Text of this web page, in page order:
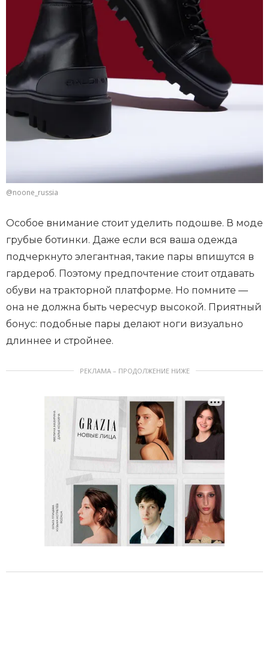
@noone_russia
Особое внимание стоит уделить подошве. В моде
грубые ботинки. Даже если вся ваша одежда
подчеркнуто элегантная, такие пары впишутся в
гардероб. Поэтому предпочтение стоит отдавать
обуви на тракторной платформе. Но помните —
она не должна быть чересчур высокой. Приятный
бонус: подобные пары делают ноги визуально
длиннее и стройнее.
РЕКЛАМА – ПРОДОЛЖЕНИЕ НИЖЕ